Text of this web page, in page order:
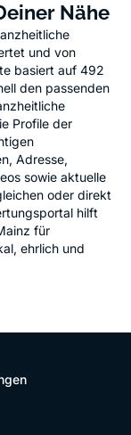
Nähe
und von
basiert auf 492
den passenden
Profile der
Adresse,
sowie aktuelle
oder direkt
hilft
für
ehrlich und